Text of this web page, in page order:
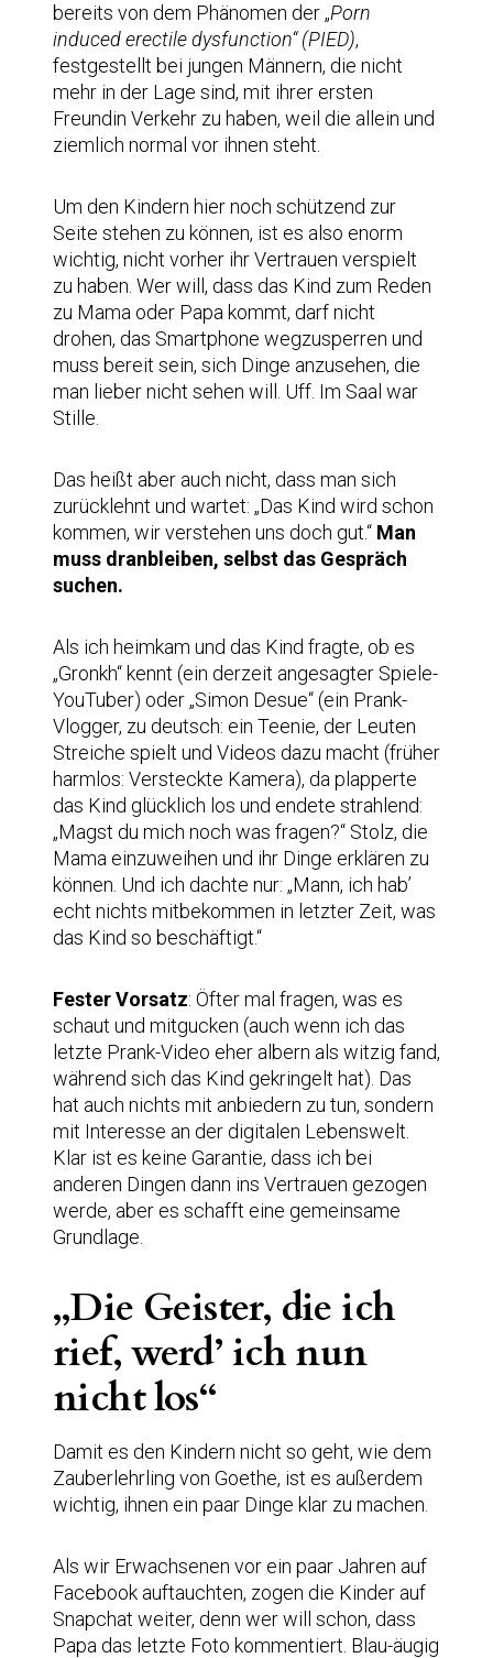
bereits von dem Phänomen der „Porn
induced erectile dysfunction“ (PIED),
festgestellt bei jungen Männern, die nicht
mehr in der Lage sind, mit ihrer ersten
Freundin Verkehr zu haben, weil die allein und
ziemlich normal vor ihnen steht.
Um den Kindern hier noch schützend zur
Seite stehen zu können, ist es also enorm
wichtig, nicht vorher ihr Vertrauen verspielt
zu haben. Wer will, dass das Kind zum Reden
zu Mama oder Papa kommt, darf nicht
drohen, das Smartphone wegzusperren und
muss bereit sein, sich Dinge anzusehen, die
man lieber nicht sehen will. Uff. Im Saal war
Stille.
Das heißt aber auch nicht, dass man sich
zurücklehnt und wartet: „Das Kind wird schon
kommen, wir verstehen uns doch gut.“ Man
muss dranbleiben, selbst das Gespräch
suchen.
Als ich heimkam und das Kind fragte, ob es
„Gronkh“ kennt (ein derzeit angesagter Spiele-
YouTuber) oder „Simon Desue“ (ein Prank-
Vlogger, zu deutsch: ein Teenie, der Leuten
Streiche spielt und Videos dazu macht (früher
harmlos: Versteckte Kamera), da plapperte
das Kind glücklich los und endete strahlend:
„Magst du mich noch was fragen?“ Stolz, die
Mama einzuweihen und ihr Dinge erklären zu
können. Und ich dachte nur: „Mann, ich hab’
echt nichts mitbekommen in letzter Zeit, was
das Kind so beschäftigt.“
Fester Vorsatz: Öfter mal fragen, was es
schaut und mitgucken (auch wenn ich das
letzte Prank-Video eher albern als witzig fand,
während sich das Kind gekringelt hat). Das
hat auch nichts mit anbiedern zu tun, sondern
mit Interesse an der digitalen Lebenswelt.
Klar ist es keine Garantie, dass ich bei
anderen Dingen dann ins Vertrauen gezogen
werde, aber es schafft eine gemeinsame
Grundlage.
„Die Geister, die ich
rief, werd’ ich nun
nicht los“
Damit es den Kindern nicht so geht, wie dem
Zauberlehrling von Goethe, ist es außerdem
wichtig, ihnen ein paar Dinge klar zu machen.
Als wir Erwachsenen vor ein paar Jahren auf
Facebook auftauchten, zogen die Kinder auf
Snapchat weiter, denn wer will schon, dass
Papa das letzte Foto kommentiert. Blau-äugig